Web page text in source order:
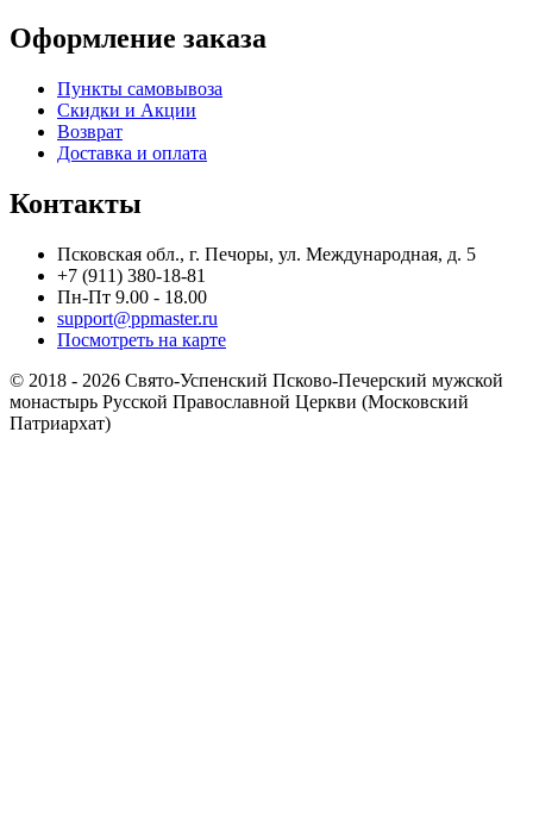
Оформление заказа
Пункты самовывоза
Скидки и Акции
Возврат
Доставка и оплата
Контакты
Псковская обл., г. Печоры, ул. Международная, д. 5
+7 (911) 380-18-81
Пн-Пт 9.00 - 18.00
support@ppmaster.ru
Посмотреть на карте
© 2018 - 2026 Свято-Успенский Псково-Печерский мужской
монастырь Русской Православной Церкви (Московский
Патриархат)